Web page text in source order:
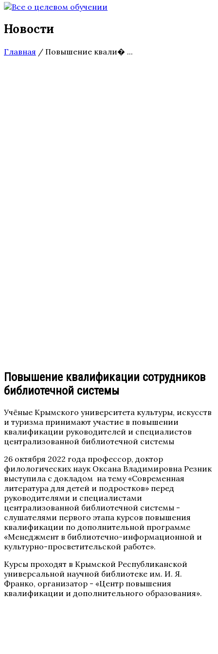
Новости
Главная / Повышение квали� ...
Повышение квалификации сотрудников
библиотечной системы
Учёные Крымского университета культуры, искусств
и туризма принимают участие в повышении
квалификации руководителей и специалистов
централизованной библиотечной системы
26 октября 2022 года профессор, доктор
филологических наук Оксана Владимировна Резник
выступила с докладом на тему «Современная
литература для детей и подростков» перед
руководителями и специалистами
централизованной библиотечной системы -
слушателями первого этапа курсов повышения
квалификации по дополнительной программе
«Менеджмент в библиотечно-информационной и
культурно-просветительской работе».
Курсы проходят в Крымской Республиканской
универсальной научной библиотеке им. И. Я.
Франко, организатор - «Центр повышения
квалификации и дополнительного образования».